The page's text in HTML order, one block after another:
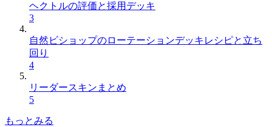
ヘクトルの評価と採用デッキ
3
自然ビショップのローテーションデッキレシピと立ち
回り
4
リーダースキンまとめ
5
もっとみる